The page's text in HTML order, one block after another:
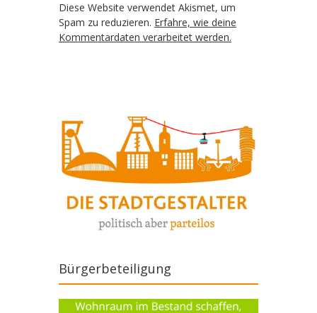
Diese Website verwendet Akismet, um
Spam zu reduzieren. Erfahre, wie deine
Kommentardaten verarbeitet werden.
Bürgerbeteiligung